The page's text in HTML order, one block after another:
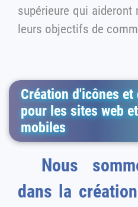
supérieure qui aideront nos clients à atteindre
leurs objectifs de
Création d'icônes
pour les sites web
mobiles
Nous sommes
dans la